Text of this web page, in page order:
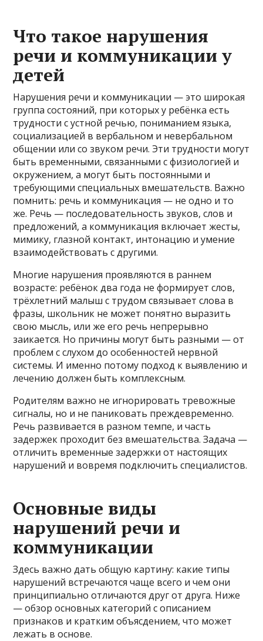
Что такое нарушения
речи и коммуникации у
детей
Нарушения речи и коммуникации — это широкая
группа состояний, при которых у ребёнка есть
трудности с устной речью, пониманием языка,
социализацией в вербальном и невербальном
общении или со звуком речи. Эти трудности могут
быть временными, связанными с физиологией и
окружением, а могут быть постоянными и
требующими специальных вмешательств. Важно
помнить: речь и коммуникация — не одно и то
же. Речь — последовательность звуков, слов и
предложений, а коммуникация включает жесты,
мимику, глазной контакт, интонацию и умение
взаимодействовать с другими.
Многие нарушения проявляются в раннем
возрасте: ребёнок два года не формирует слов,
трёхлетний малыш с трудом связывает слова в
фразы, школьник не может понятно выразить
свою мысль, или же его речь непрерывно
заикается. Но причины могут быть разными — от
проблем с слухом до особенностей нервной
системы. И именно потому подход к выявлению и
лечению должен быть комплексным.
Родителям важно не игнорировать тревожные
сигналы, но и не паниковать преждевременно.
Речь развивается в разном темпе, и часть
задержек проходит без вмешательства. Задача —
отличить временные задержки от настоящих
нарушений и вовремя подключить специалистов.
Основные виды
нарушений речи и
коммуникации
Здесь важно дать общую картину: какие типы
нарушений встречаются чаще всего и чем они
принципиально отличаются друг от друга. Ниже
— обзор основных категорий с описанием
признаков и кратким объясдением, что может
лежать в основе.